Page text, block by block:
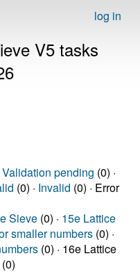
log in
V5 tasks
Validation pending (0) ·
(0) · Invalid (0) · Error
Sieve (0) · 15e Lattice
smaller numbers (0) ·
(0) · 16e Lattice